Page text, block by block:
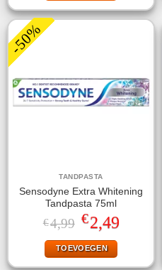
-50%
TANDPASTA
Sensodyne Extra Whitening
Tandpasta 75ml
€4,99 Oorspronkelijke
prijs
was:
€4,99.
€2,49Huidige
prijs
is:
TOEVOEGEN